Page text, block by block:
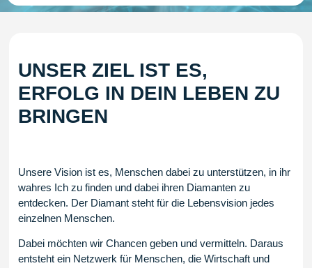
UNSER ZIEL IST ES,
ERFOLG IN DEIN LEBEN ZU
BRINGEN
Unsere Vision ist es, Menschen dabei zu unterstützen, in ihr
wahres Ich zu finden und dabei ihren Diamanten zu
entdecken. Der Diamant steht für die Lebensvision jedes
einzelnen Menschen.
Dabei möchten wir Chancen geben und vermitteln. Daraus
entsteht ein Netzwerk für Menschen, die Wirtschaft und